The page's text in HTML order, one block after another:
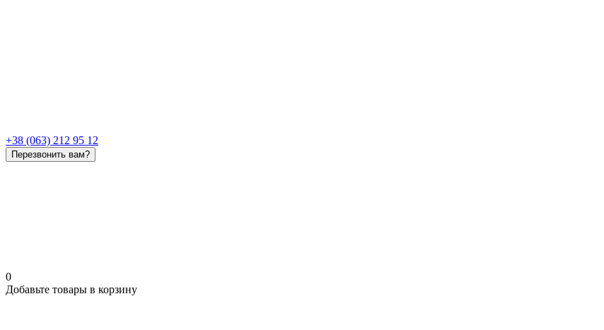
+38 (063) 212 95 12
Перезвонить вам?
0
Добавьте товары в корзину